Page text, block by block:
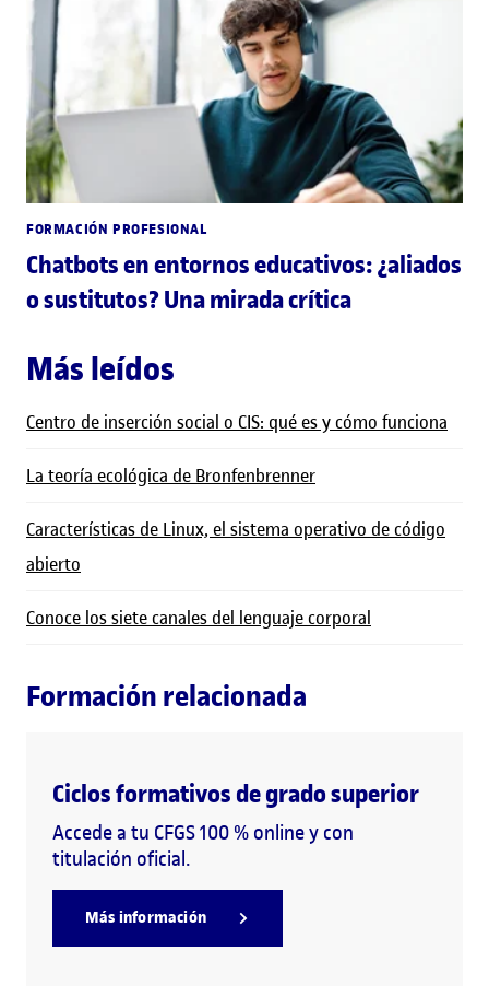
FORMACIÓN PROFESIONAL
Chatbots en entornos educativos: ¿aliados
o sustitutos? Una mirada crítica
Más leídos
Centro de inserción social o CIS: qué es y cómo funciona
La teoría ecológica de Bronfenbrenner
Características de Linux, el sistema operativo de código
abierto
Conoce los siete canales del lenguaje corporal
Formación relacionada
Ciclos formativos de grado superior
Accede a tu CFGS 100 % online y con
titulación oficial.
Más información